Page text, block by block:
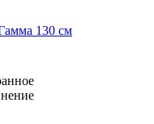
130 см